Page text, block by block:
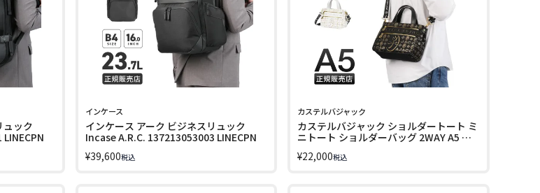
ュック
インケース
インケース アーク ビジネスリュック
Incase A.R.C. 137213053003 LINECPN
¥39,600税込
カステルバジャック
カステルバジャック ショルダートート ミ
ニトート ショルダーバッグ 2WAY A5 シ
¥22,000税込